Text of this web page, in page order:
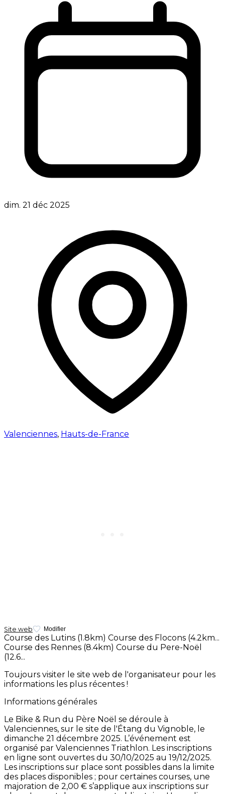
dim. 21 déc 2025
Valenciennes, Hauts-de-France
Site web Modifier
Course des Lutins (1.8km) Course des Flocons (4.2km...
Course des Rennes (8.4km) Course du Pere-Noël
(12.6...
Toujours visiter le site web de l'organisateur pour les
informations les plus récentes !
Informations générales
Le Bike & Run du Père Noël se déroule à
Valenciennes, sur le site de l'Étang du Vignoble, le
dimanche 21 décembre 2025. L’événement est
organisé par Valenciennes Triathlon. Les inscriptions
en ligne sont ouvertes du 30/10/2025 au 19/12/2025.
Les inscriptions sur place sont possibles dans la limite
des places disponibles ; pour certaines courses, une
majoration de 2,00 € s’applique aux inscriptions sur